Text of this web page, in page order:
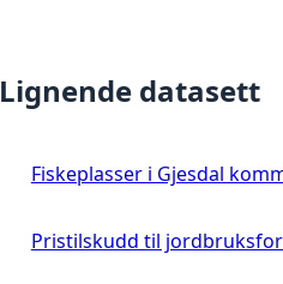
Lignende datasett
Fiskeplasser i Gjesdal
Pristilskudd til